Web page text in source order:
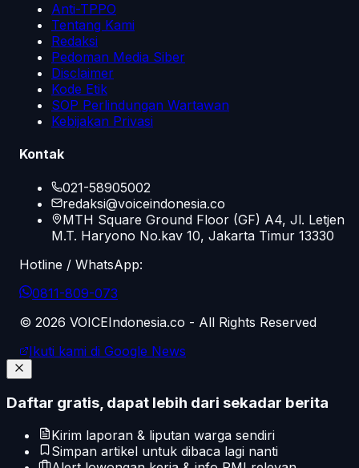
Anti-TPPO
Tentang Kami
Redaksi
Pedoman Media Siber
Disclaimer
Kode Etik
SOP Perlindungan Wartawan
Kebijakan Privasi
Kontak
021-58905002
redaksi@voiceindonesia.co
MTH Square Ground Floor (GF) A4, Jl. Letjen
M.T. Haryono No.kav 10, Jakarta Timur 13330
Hotline / WhatsApp:
0811-809-073
© 2026 VOICEIndonesia.co - All Rights Reserved
Ikuti kami di Google News
Daftar gratis, dapat lebih dari sekadar berita
Kirim laporan & liputan warga sendiri
Simpan artikel untuk dibaca lagi nanti